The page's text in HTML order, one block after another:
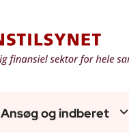
Ansøg og indberet